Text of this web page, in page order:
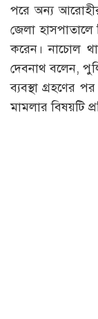
পরে অন্য
জেলা
করেন। নাচোল
দেবনাথ বলেন,
ব্যবস্থা গ্রহণের
মামলার বিষয়টি